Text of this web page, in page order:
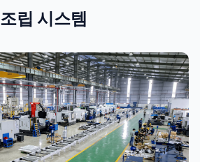
조립 시스템